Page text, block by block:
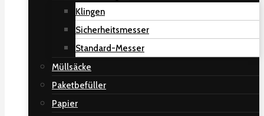
Klingen
Sicherheitsmesser
Standard-Messer
Müllsäcke
Paketbefüller
Papier